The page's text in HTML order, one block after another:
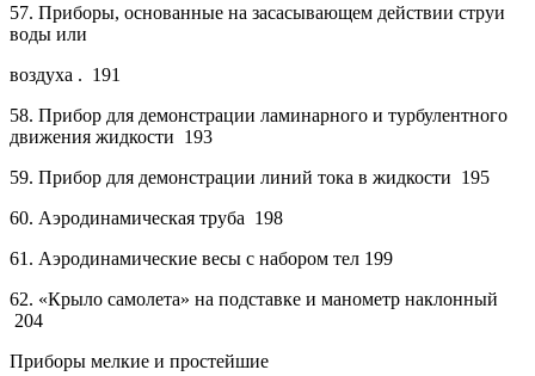
57. Приборы, основанные на засасывающем действии струи
воды или
воздуха . 191
58. Прибор для демонстрации ламинарного и турбулентного
движения жидкости 193
59. Прибор для демонстрации линий тока в жидкости 195
60. Аэродинамическая труба 198
61. Аэродинамические весы с набором тел 199
62. «Крыло самолета» на подставке и манометр наклонный
204
Приборы мелкие и простейшие